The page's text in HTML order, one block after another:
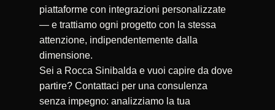
piattaforme con integrazioni personalizzate
— e trattiamo ogni progetto con la stessa
attenzione, indipendentemente dalla
dimensione.
Sei a Rocca Sinibalda e vuoi capire da dove
partire? Contattaci per una consulenza
senza impegno: analizziamo la tua